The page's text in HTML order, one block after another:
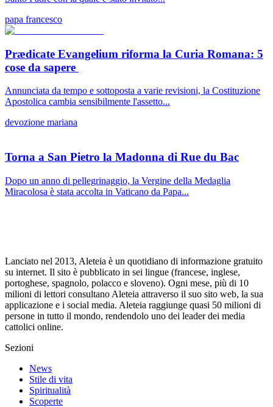
papa francesco
Prædicate Evangelium riforma la Curia Romana: 5
cose da sapere
Annunciata da tempo e sottoposta a varie revisioni, la Costituzione
Apostolica cambia sensibilmente l'assetto...
devozione mariana
Torna a San Pietro la Madonna di Rue du Bac
Dopo un anno di pellegrinaggio, la Vergine della Medaglia
Miracolosa è stata accolta in Vaticano da Papa...
Lanciato nel 2013, Aleteia è un quotidiano di informazione gratuito
su internet. Il sito è pubblicato in sei lingue (francese, inglese,
portoghese, spagnolo, polacco e sloveno). Ogni mese, più di 10
milioni di lettori consultano Aleteia attraverso il suo sito web, la sua
applicazione e i social media. Aleteia raggiunge quasi 50 milioni di
persone in tutto il mondo, rendendolo uno dei leader dei media
cattolici online.
Sezioni
News
Stile di vita
Spiritualità
Scoperte